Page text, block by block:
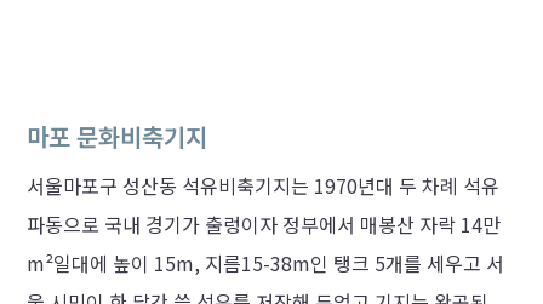
마포 문화비축기지
서울마포구 성산동 석유비축기지는 1970년대 두 차례 석유
파동으로 국내 경기가 출렁이자 정부에서 매봉산 자락 14만
m²일대에 높이 15m, 지름15-38m인 탱크 5개를 세우고 서